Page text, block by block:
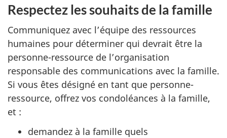
Respectez les souhaits de la famille
Communiquez avec l’équipe des ressources
humaines pour déterminer qui devrait être la
personne-ressource de l’organisation
responsable des communications avec la famille.
Si vous êtes désigné en tant que personne-
ressource, offrez vos condoléances à la famille,
et :
demandez à la famille quels